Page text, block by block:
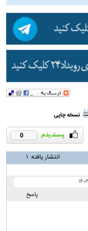
نسخه چاپی
0
انتشار یافته: ۱
پاسخ